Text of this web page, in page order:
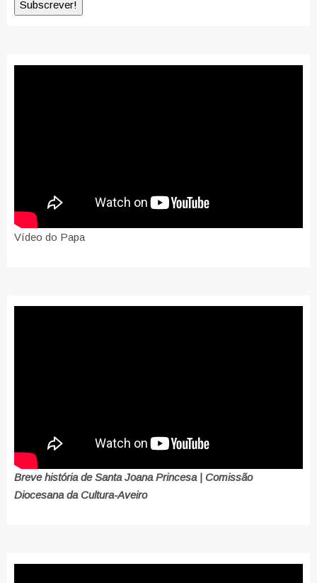
Vídeo do Papa
Breve história de Santa Joana Princesa | Comissão
Diocesana da Cultura-Aveiro